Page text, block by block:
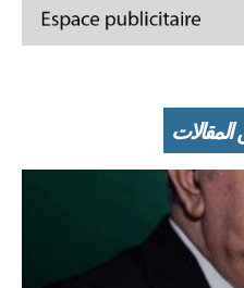
المقالات